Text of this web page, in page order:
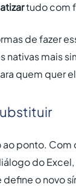
tudo com
de fazer
nativas mais
quem quer
ponto. Com
do
define o novo